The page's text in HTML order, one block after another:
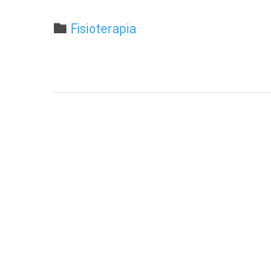
 Category
Fisioterapia